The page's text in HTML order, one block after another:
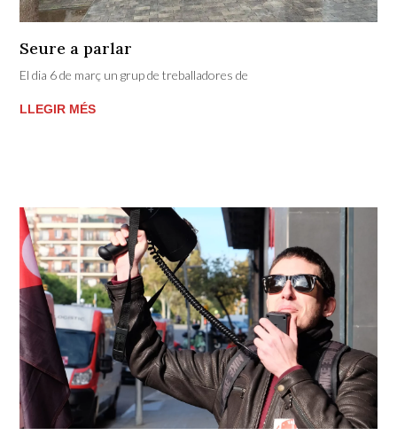
Seure a parlar
El dia 6 de març un grup de treballadores de
LLEGIR MÉS